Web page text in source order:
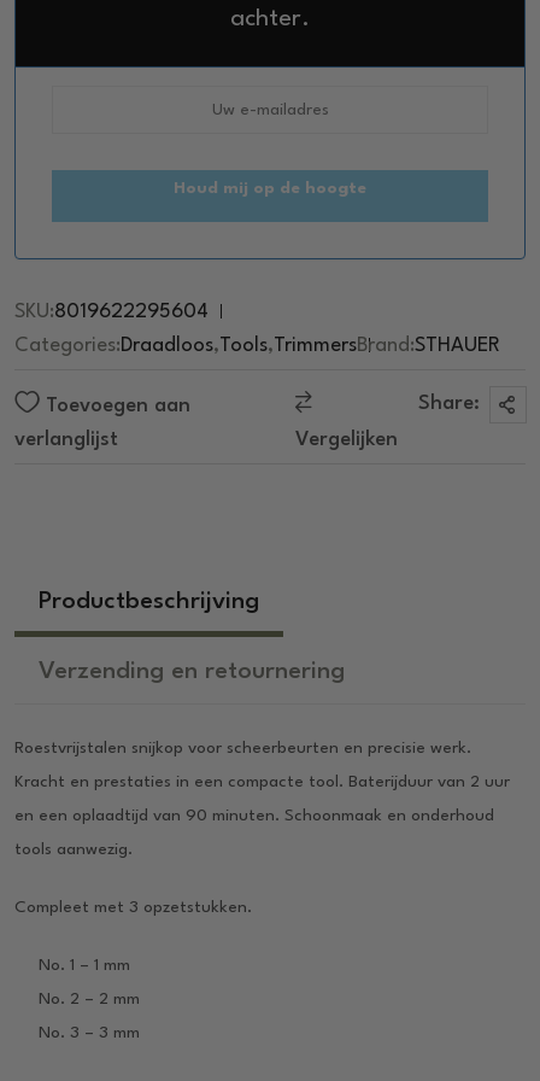
achter.
Houd mij op de hoogte
SKU:8019622295604
Categories:Draadloos,Tools,TrimmersBrand:STHAUER
Toevoegen aan
verlanglijst
Vergelijken
Share:
Productbeschrijving
Verzending en retournering
Roestvrijstalen snijkop voor scheerbeurten en precisie werk.
Kracht en prestaties in een compacte tool. Baterijduur van 2 uur
en een oplaadtijd van 90 minuten. Schoonmaak en onderhoud
tools aanwezig.
Compleet met 3 opzetstukken.
No. 1 – 1 mm
No. 2 – 2 mm
No. 3 – 3 mm